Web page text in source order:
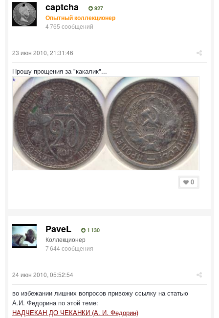
captcha 927
Опытный коллекционер
4 765 сообщений
23 июн 2010, 21:31:46
Прошу прощения за "какалик"...
0
PaveL 1 130
Коллекционер
7 644 сообщения
24 июн 2010, 05:52:54
во избежании лишних вопросов привожу ссылку на статью
А.И. Федорина по этой теме:
НАДЧЕКАН ДО ЧЕКАНКИ (А. И. Федорин)